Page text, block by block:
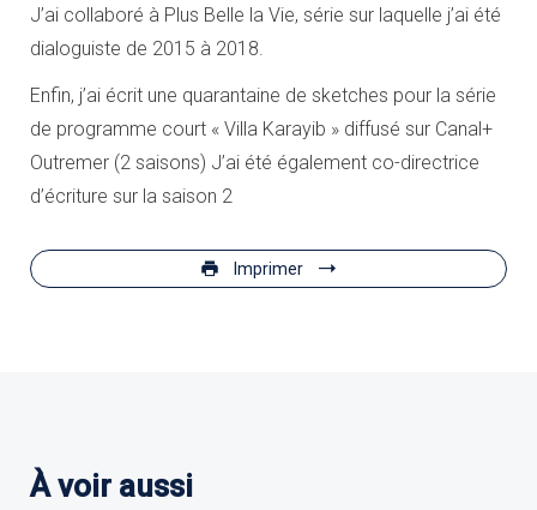
J’ai collaboré à Plus Belle la Vie, série sur laquelle j’ai été
dialoguiste de 2015 à 2018.
Enfin, j’ai écrit une quarantaine de sketches pour la série
de programme court « Villa Karayib » diffusé sur Canal+
Outremer (2 saisons) J’ai été également co-directrice
d’écriture sur la saison 2
Imprimer
À voir aussi